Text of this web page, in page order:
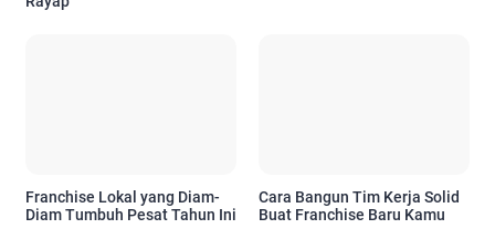
Franchise Lokal yang Diam-
Diam Tumbuh Pesat Tahun Ini
Cara Bangun Tim Kerja Solid
Buat Franchise Baru Kamu